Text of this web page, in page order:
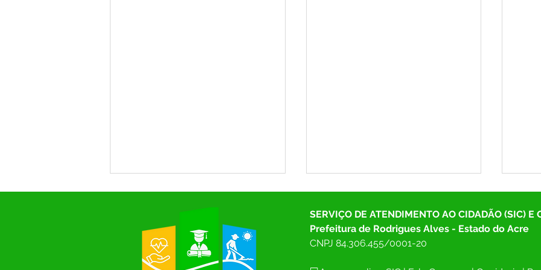
SERVIÇO DE ATENDIMENTO AO CIDADÃO (SIC) E
Prefeitura de Rodrigues Alves - Estado do Acre
CNPJ 84.306.455/0001-20